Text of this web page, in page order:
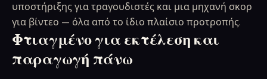
υποστήριξης για τραγουδιστές και μια μηχανή σκορ
για βίντεο — όλα από το ίδιο πλαίσιο προτροπής.
Φτιαγμένο για εκτέλεση και
παραγωγή πάνω